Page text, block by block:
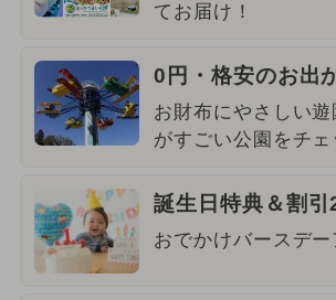
てお届け！
0円・格安のお出
お財布にやさしい
がすごい公園をチェ
誕生日特典＆割引
おでかけバースデ